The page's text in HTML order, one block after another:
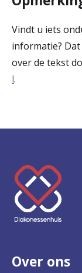
Vindt u iets
informatie?
over de tekst
l.
K
e
e
t
Over ons